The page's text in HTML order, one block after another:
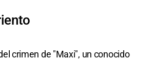
crimen de "Maxi", un conocido